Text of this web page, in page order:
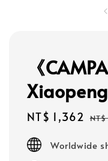
《
Sale
NT$ 1,362
Worldwide